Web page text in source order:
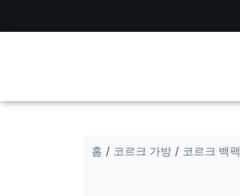
홈 / 코르크 가방 / 코르크 백팩